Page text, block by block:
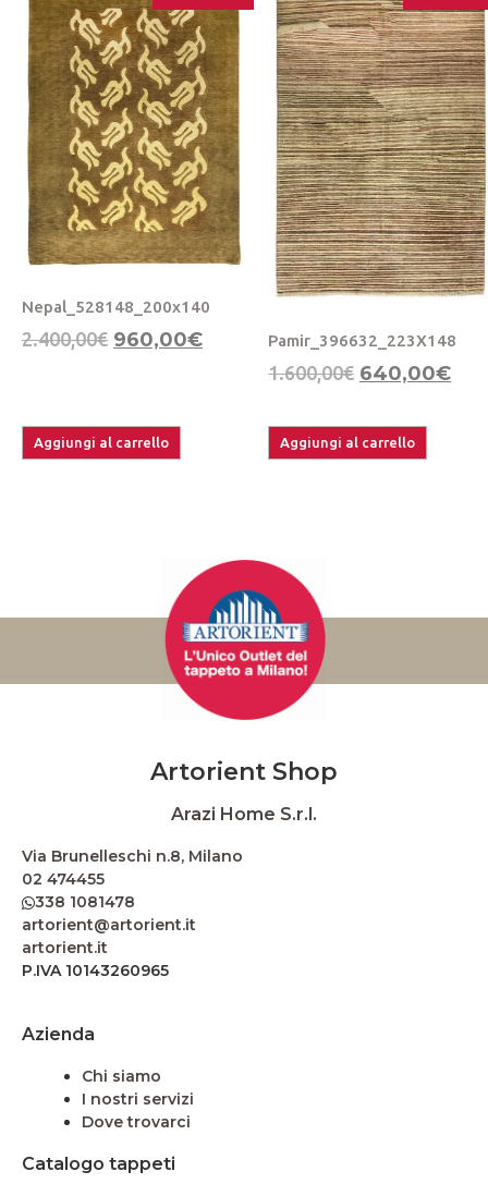
Nepal_528148_200x140
2.400,00€ 960,00€
Aggiungi al carrello
Pamir_396632_223X148
1.600,00€ 640,00€
Aggiungi al carrello
Artorient Shop
Arazi Home S.r.l.
Via Brunelleschi n.8, Milano
02 474455
338 1081478
artorient@artorient.it
artorient.it
P.IVA 10143260965
Azienda
Chi siamo
I nostri servizi
Dove trovarci
Catalogo tappeti